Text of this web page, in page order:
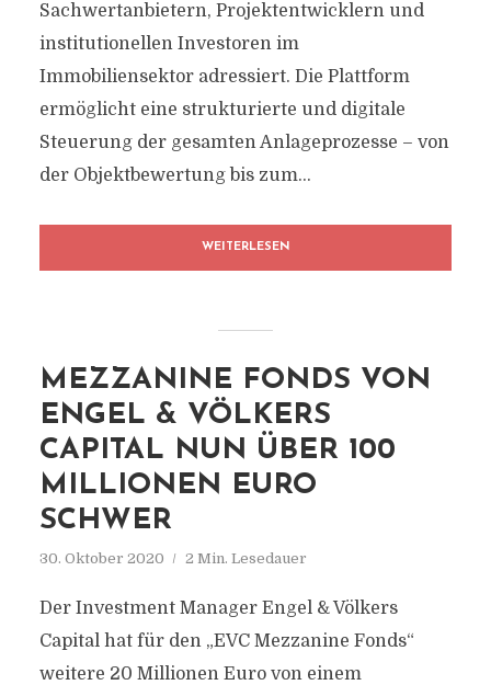
Sachwertanbietern, Projektentwicklern und
institutionellen Investoren im
Immobiliensektor adressiert. Die Plattform
ermöglicht eine strukturierte und digitale
Steuerung der gesamten Anlageprozesse – von
der Objektbewertung bis zum...
WEITERLESEN
MEZZANINE FONDS VON
ENGEL & VÖLKERS
CAPITAL NUN ÜBER 100
MILLIONEN EURO
SCHWER
30. Oktober 2020 2 Min. Lesedauer
Der Investment Manager Engel & Völkers
Capital hat für den „EVC Mezzanine Fonds“
weitere 20 Millionen Euro von einem